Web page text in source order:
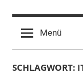
Menü
SCHLAGWORT: